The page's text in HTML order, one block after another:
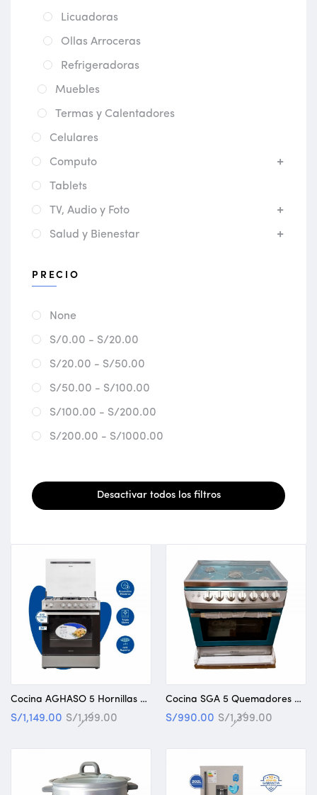
Licuadoras
Ollas Arroceras
Refrigeradoras
Muebles
Termas y Calentadores
Celulares
Computo
Tablets
TV, Audio y Foto
Salud y Bienestar
PRECIO
None
S/0.00 - S/20.00
S/20.00 - S/50.00
S/50.00 - S/100.00
S/100.00 - S/200.00
S/200.00 - S/1000.00
Desactivar todos los filtros
Cocina AGHASO 5 Hornillas con Horno – GN/GLB «NUEVO»
S/1,199.00
S/1,149.00
Cocina SGA 5 Quemadores – Gas Natural «Nuevo»
S/1,399.00
S/990.00